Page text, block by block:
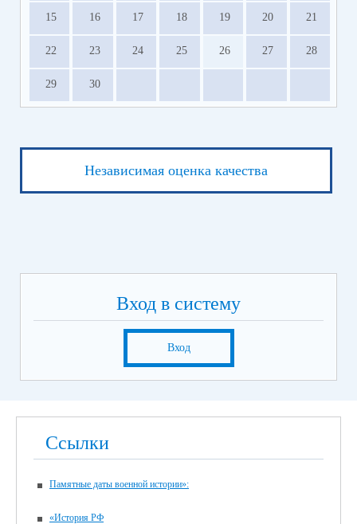
15 16 17 18 19 20 21
22 23 24 25 26 27 28
29 30
Независимая оценка качества
Вход в систему
Вход
Ссылки
Памятные даты военной истории»:
«История РФ